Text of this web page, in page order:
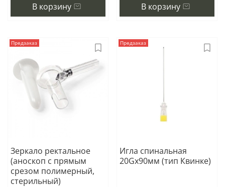
В корзину В корзину
Предзаказ
Зеркало ректальное
(аноскоп с прямым
срезом полимерный,
стерильный)
Предзаказ
Игла спинальная
20Gх90мм (тип Квинке)